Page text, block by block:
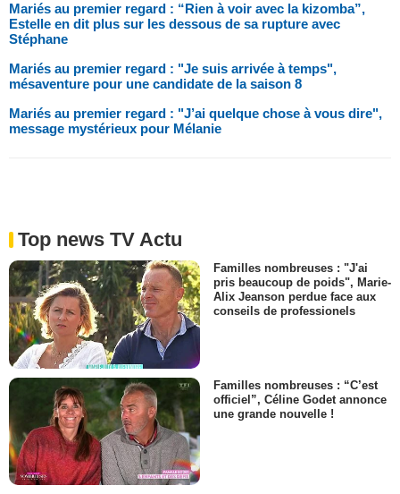
Mariés au premier regard : “Rien à voir avec la kizomba”,
Estelle en dit plus sur les dessous de sa rupture avec
Stéphane
Mariés au premier regard : "Je suis arrivée à temps",
mésaventure pour une candidate de la saison 8
Mariés au premier regard : "J’ai quelque chose à vous dire",
message mystérieux pour Mélanie
Top news TV Actu
Familles nombreuses : "J'ai
pris beaucoup de poids", Marie-
Alix Jeanson perdue face aux
conseils de professionels
Familles nombreuses : “C’est
officiel”, Céline Godet annonce
une grande nouvelle !